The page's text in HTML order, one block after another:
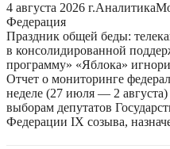
4 августа 2026 г.Аналитика
Федерация
Праздник общей беды:
в консолидированной
программу» «Яблока»
Отчет о мониторинге
неделе (27 июля — 2
выборам депутатов
Федерации IX созыва,